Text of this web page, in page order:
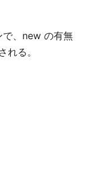
、new の有無
れる。